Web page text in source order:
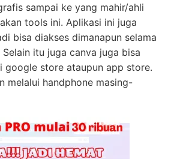
sampai ke yang mahir/ahli
tools ini. Aplikasi ini juga
bisa diakses dimanapun selama
itu juga canva juga bisa
google store ataupun app store.
melalui handphone masing-